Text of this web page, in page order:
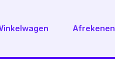
Afrekenen